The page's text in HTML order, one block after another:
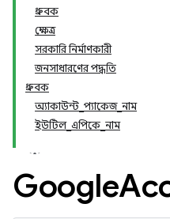
ধ্রুবক
ক্ষেত্র
সরকারি নির্মাণকারী
জনসাধারণের পদ্ধতি
ধ্রুবক
অ্যাকাউন্ট_প্যাকেজ_নাম
ইউটিল_এপিকে_নাম
Google